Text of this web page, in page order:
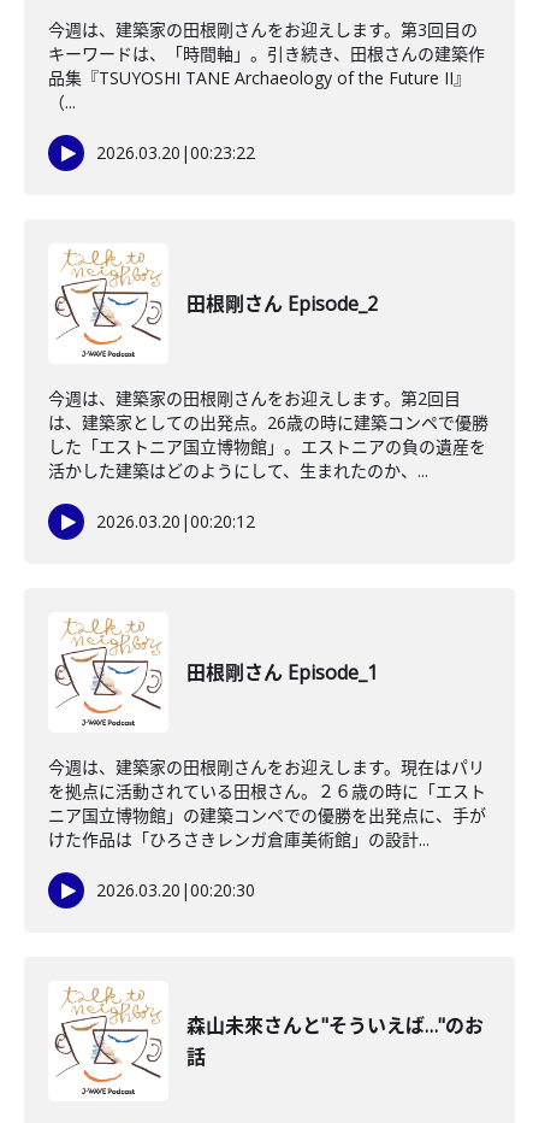
今週は、建築家の田根剛さんをお迎えします。第3回目の
キーワードは、「時間軸」。引き続き、田根さんの建築作
品集『TSUYOSHI TANE Archaeology of the Future II』
（...
2026.03.20 |00:23:22
田根剛さん Episode_2
今週は、建築家の田根剛さんをお迎えします。第2回目
は、建築家としての出発点。26歳の時に建築コンペで優勝
した「エストニア国立博物館」。エストニアの負の遺産を
活かした建築はどのようにして、生まれたのか、...
2026.03.20 |00:20:12
田根剛さん Episode_1
今週は、建築家の田根剛さんをお迎えします。現在はパリ
を拠点に活動されている田根さん。２６歳の時に「エスト
ニア国立博物館」の建築コンペでの優勝を出発点に、手が
けた作品は「ひろさきレンガ倉庫美術館」の設計...
2026.03.20 |00:20:30
森山未來さんと"そういえば…"のお
話